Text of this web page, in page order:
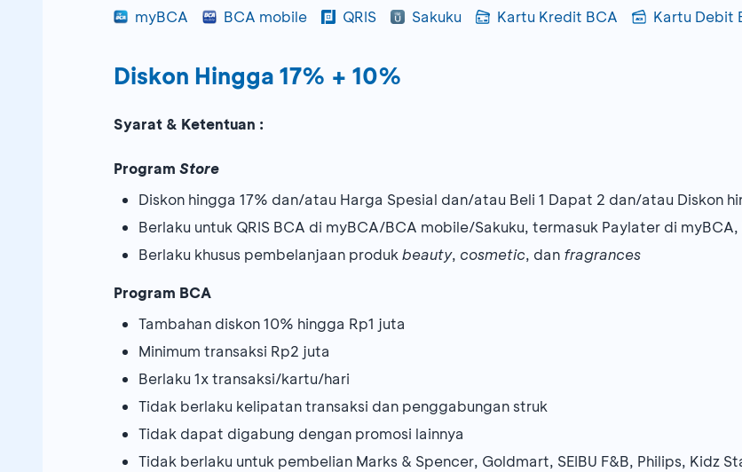
myBCA BCA mobile QRIS Sakuku Kartu Kredit BCA Kartu Debit
Diskon Hingga 17% + 10%
Syarat & Ketentuan :
Program Store
Diskon hingga 17% dan/atau Harga Spesial dan/atau Beli 1 Dapat 2 dan/atau Diskon
Berlaku untuk QRIS BCA di myBCA/BCA mobile/Sakuku, termasuk Paylater di
Berlaku khusus pembelanjaan produkbeauty, cosmetic, dan fragrances
Program BCA
Tambahan diskon 10% hingga Rp1 juta
Minimum transaksi Rp2 juta
Berlaku 1x transaksi/kartu/hari
Tidak berlaku kelipatan transaksi dan penggabungan struk
Tidak dapat digabung dengan promosi lainnya
Tidak berlaku untuk pembelian Marks & Spencer, Goldmart, SEIBU F&B, Philips, Kidz